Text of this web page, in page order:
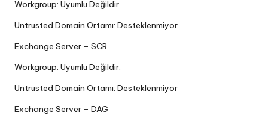
Workgroup: Uyumlu Değildir.
Untrusted Domain Ortamı: Desteklenmiyor
Exchange Server – SCR
Workgroup: Uyumlu Değildir.
Untrusted Domain Ortamı: Desteklenmiyor
Exchange Server – DAG